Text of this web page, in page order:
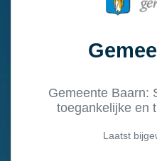
Gemeente Baarn:
toegankelijke en
Laatst